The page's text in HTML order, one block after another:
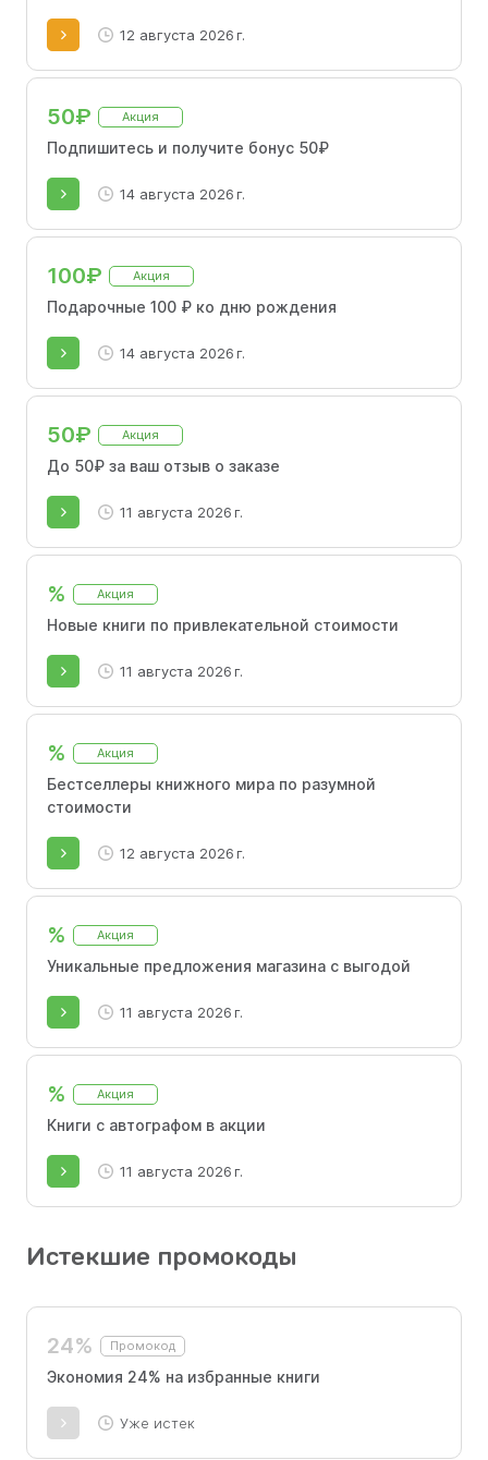
12 августа 2026 г.
50₽ Акция
Подпишитесь и получите бонус 50₽
14 августа 2026 г.
100₽ Акция
Подарочные 100 ₽ ко дню рождения
14 августа 2026 г.
50₽ Акция
До 50₽ за ваш отзыв о заказе
11 августа 2026 г.
% Акция
Новые книги по привлекательной стоимости
11 августа 2026 г.
% Акция
Бестселлеры книжного мира по разумной
стоимости
12 августа 2026 г.
% Акция
Уникальные предложения магазина с выгодой
11 августа 2026 г.
% Акция
Книги с автографом в акции
11 августа 2026 г.
Истекшие промокоды
24% Промокод
Экономия 24% на избранные книги
Уже истек